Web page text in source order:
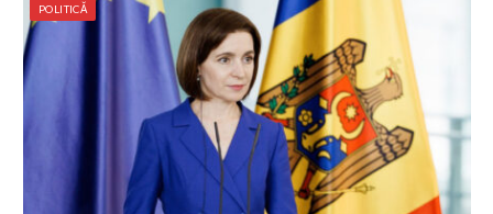
POLITICĂ